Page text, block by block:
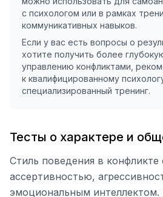
с психологом или в рамках
коммуникативных навыков.
Если у вас есть вопросы о
хотите получить более
управлению конфликтами,
к квалифицированному
специализированный тренинг.
Тесты о характере и
Стиль поведения в конфликте
ассертивностью,
эмоциональным интеллектом.